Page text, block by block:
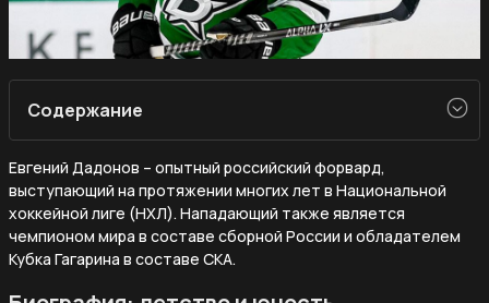
Содержание
Евгений Дадонов – опытный российский форвард,
выступающий на протяжении многих лет в Национальной
хоккейной лиге (НХЛ). Нападающий также является
чемпионом мира в составе сборной России и обладателем
Кубка Гагарина в составе СКА.